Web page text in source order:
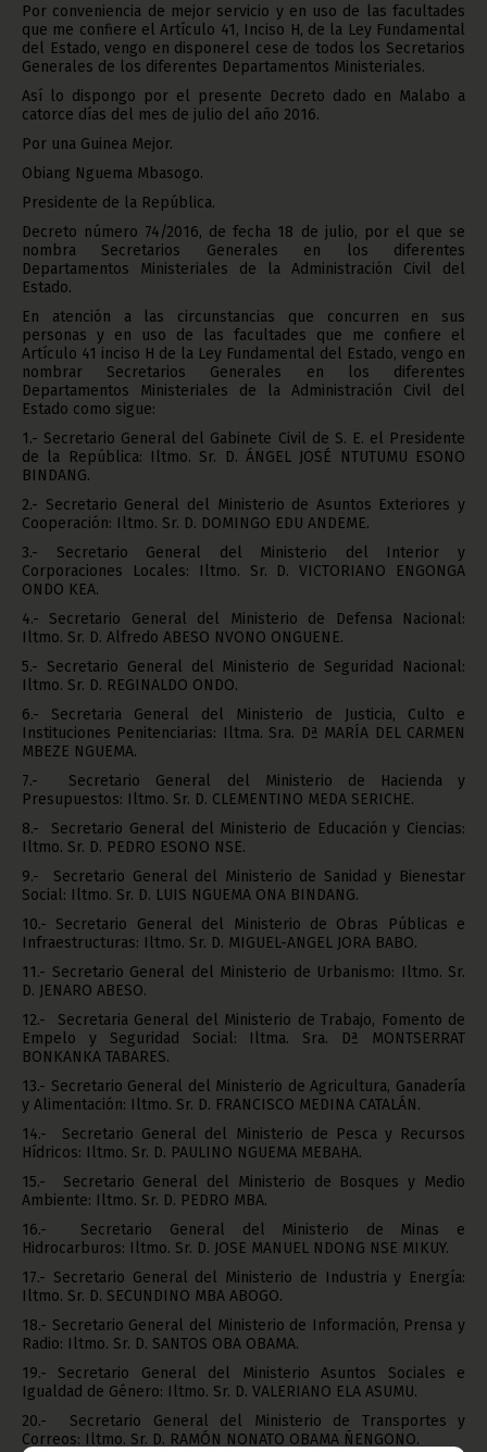
Por conveniencia de mejor servicio y en uso de las facultades
que me confiere el Artículo 41, Inciso H, de la Ley Fundamental
del Estado, vengo en disponerel cese de todos los Secretarios
Generales de los diferentes Departamentos Ministeriales.
Así lo dispongo por el presente Decreto dado en Malabo a
catorce días del mes de julio del año 2016.
Por una Guinea Mejor.
Obiang Nguema Mbasogo.
Presidente de la República.
Decreto número 74/2016, de fecha 18 de julio, por el que se
nombra Secretarios Generales en los diferentes
Departamentos Ministeriales de la Administración Civil del
Estado.
En atención a las circunstancias que concurren en sus
personas y en uso de las facultades que me confiere el
Artículo 41 inciso H de la Ley Fundamental del Estado, vengo en
nombrar Secretarios Generales en los diferentes
Departamentos Ministeriales de la Administración Civil del
Estado como sigue:
1.- Secretario General del Gabinete Civil de S. E. el Presidente
de la República: Iltmo. Sr. D. ÁNGEL JOSÉ NTUTUMU ESONO
BINDANG.
2.- Secretario General del Ministerio de Asuntos Exteriores y
Cooperación: Iltmo. Sr. D. DOMINGO EDU ANDEME.
3.- Secretario General del Ministerio del Interior y
Corporaciones Locales: Iltmo. Sr. D. VICTORIANO ENGONGA
ONDO KEA.
4.- Secretario General del Ministerio de Defensa Nacional:
Iltmo. Sr. D. Alfredo ABESO NVONO ONGUENE.
5.- Secretario General del Ministerio de Seguridad Nacional:
Iltmo. Sr. D. REGINALDO ONDO.
6.- Secretaria General del Ministerio de Justicia, Culto e
Instituciones Penitenciarias: Iltma. Sra. Dª MARÍA DEL CARMEN
MBEZE NGUEMA.
7.- Secretario General del Ministerio de Hacienda y
Presupuestos: Iltmo. Sr. D. CLEMENTINO MEDA SERICHE.
8.- Secretario General del Ministerio de Educación y Ciencias:
Iltmo. Sr. D. PEDRO ESONO NSE.
9.- Secretario General del Ministerio de Sanidad y Bienestar
Social: Iltmo. Sr. D. LUIS NGUEMA ONA BINDANG.
10.- Secretario General del Ministerio de Obras Públicas e
Infraestructuras: Iltmo. Sr. D. MIGUEL-ANGEL JORA BABO.
11.- Secretario General del Ministerio de Urbanismo: Iltmo. Sr.
D. JENARO ABESO.
12.- Secretaria General del Ministerio de Trabajo, Fomento de
Empelo y Seguridad Social: Iltma. Sra. Dª MONTSERRAT
BONKANKA TABARES.
13.- Secretario General del Ministerio de Agricultura, Ganadería
y Alimentación: Iltmo. Sr. D. FRANCISCO MEDINA CATALÁN.
14.- Secretario General del Ministerio de Pesca y Recursos
Hídricos: Iltmo. Sr. D. PAULINO NGUEMA MEBAHA.
15.- Secretario General del Ministerio de Bosques y Medio
Ambiente: Iltmo. Sr. D. PEDRO MBA.
16.- Secretario General del Ministerio de Minas e
Hidrocarburos: Iltmo. Sr. D. JOSE MANUEL NDONG NSE MIKUY.
17.- Secretario General del Ministerio de Industria y Energía:
Iltmo. Sr. D. SECUNDINO MBA ABOGO.
18.- Secretario General del Ministerio de Información, Prensa y
Radio: Iltmo. Sr. D. SANTOS OBA OBAMA.
19.- Secretario General del Ministerio Asuntos Sociales e
Igualdad de Género: Iltmo. Sr. D. VALERIANO ELA ASUMU.
20.- Secretario General del Ministerio de Transportes y
Correos: Iltmo. Sr. D. RAMÓN NONATO OBAMA ÑENGONO.